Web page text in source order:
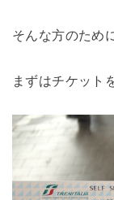
そんな方のため
まずはチケット